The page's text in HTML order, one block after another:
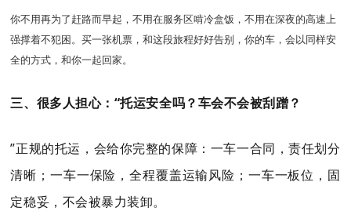
你不用再为了赶路而早起，不用在服务区啃冷盒饭，不用在深夜的高速上
强撑着不犯困。买一张机票，和这段旅程好好告别，你的车，会以同样安
全的方式，和你一起回家。
三、很多人担心：“托运安全吗？车会不会被刮蹭？
”正规的托运，会给你完整的保障：一车一合同，责任划分
清晰；一车一保险，全程覆盖运输风险；一车一板位，固
定稳妥，不会被暴力装卸。